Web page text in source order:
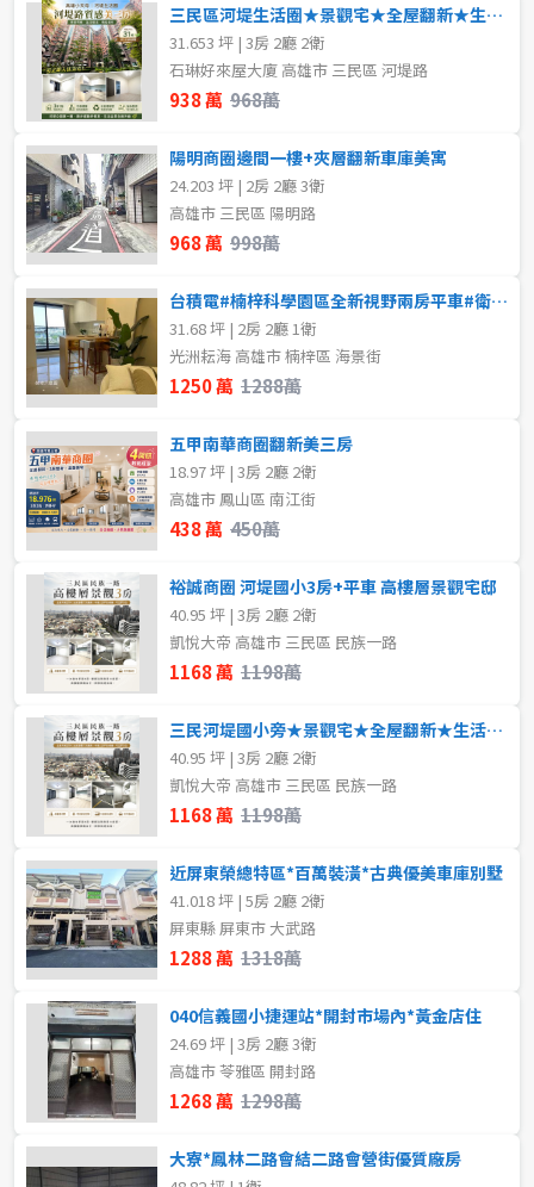
三民區河堤生活圈★景觀宅★全屋翻新★生活機能完善
31.653 坪 | 3房 2廳 2衛
石琳好來屋大廈 高雄市 三民區 河堤路
938 萬 968萬
陽明商圈邊間一樓+夾層翻新車庫美寓
24.203 坪 | 2房 2廳 3衛
高雄市 三民區 陽明路
968 萬 998萬
台積電#楠梓科學園區全新視野兩房平車#衛浴開窗
31.68 坪 | 2房 2廳 1衛
光洲耘海 高雄市 楠梓區 海景街
1250 萬 1288萬
五甲南華商圈翻新美三房
18.97 坪 | 3房 2廳 2衛
高雄市 鳳山區 南江街
438 萬 450萬
裕誠商圈 河堤國小3房+平車 高樓層景觀宅邸
40.95 坪 | 3房 2廳 2衛
凱悅大帝 高雄市 三民區 民族一路
1168 萬 1198萬
三民河堤國小旁★景觀宅★全屋翻新★生活機能完善
40.95 坪 | 3房 2廳 2衛
凱悅大帝 高雄市 三民區 民族一路
1168 萬 1198萬
近屏東榮總特區*百萬裝潢*古典優美車庫別墅
41.018 坪 | 5房 2廳 2衛
屏東縣 屏東市 大武路
1288 萬 1318萬
040信義國小捷運站*開封市場內*黃金店住
24.69 坪 | 3房 2廳 3衛
高雄市 苓雅區 開封路
1268 萬 1298萬
大寮*鳳林二路會結二路會營街優質廠房